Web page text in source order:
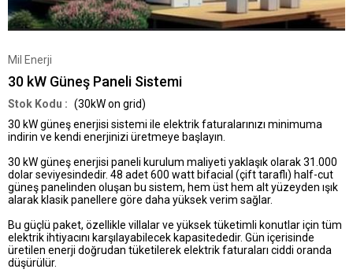
Mil Enerji
30 kW Güneş Paneli Sistemi
(30kW on grid)
30 kW güneş enerjisi sistemi ile elektrik faturalarınızı minimuma
indirin ve kendi enerjinizi üretmeye başlayın.
30 kW güneş enerjisi paneli kurulum maliyeti yaklaşık olarak31.000
dolarseviyesindedir. 48 adet 600 watt bifacial (çift taraflı) half-cut
güneş panelinden oluşan bu sistem, hem üst hem alt yüzeyden ışık
alarak klasik panellere göre daha yüksek verim sağlar.
Bu güçlü paket, özellikle villalar ve yüksek tüketimli konutlar için tüm
elektrik ihtiyacını karşılayabilecek kapasitededir. Gün içerisinde
üretilen enerji doğrudan tüketilerek elektrik faturaları ciddi oranda
düşürülür.